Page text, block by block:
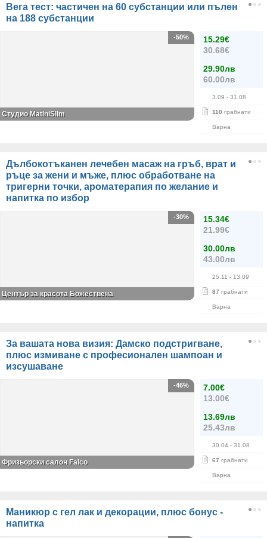
Вега тест: частичен на 60 субстанции или пълен
на 188 субстанции
15.29€
30.68€
29.90лв
60.00лв
3.09 - 31.08
110 грабнати
Варна
-50%
Студио MatiniSlim
Дълбокотъканен лечебен масаж на гръб, врат и
ръце за жени и мъже, плюс обработване на
тригерни точки, ароматерапия по желание и
напитка по избор
15.34€
21.99€
30.00лв
43.00лв
25.11 - 13.09
87 грабнати
Варна
-30%
Център за красота Божествена
За вашата нова визия: Дамско подстригване,
плюс измиване с професионален шампоан и
изсушаване
7.00€
13.00€
13.69лв
25.43лв
30.04 - 31.08
67 грабнати
Варна
-46%
Фризьорски салон Falco
Маникюр с гел лак и декорации, плюс бонус -
напитка